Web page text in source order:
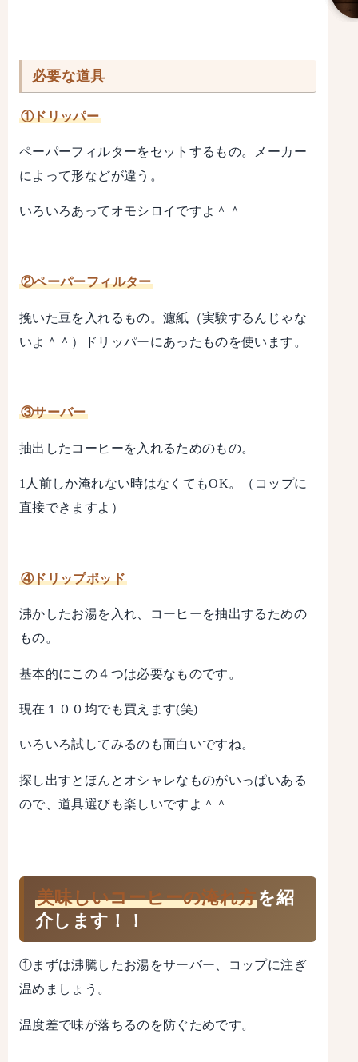
必要な道具
①ドリッパー
ペーパーフィルターをセットするもの。メーカー
によって形などが違う。
いろいろあってオモシロイですよ＾＾
②ペーパーフィルター
挽いた豆を入れるもの。濾紙（実験するんじゃな
いよ＾＾）ドリッパーにあったものを使います。
③サーバー
抽出したコーヒーを入れるためのもの。
1人前しか淹れない時はなくてもOK。（コップに
直接できますよ）
④ドリップポッド
沸かしたお湯を入れ、コーヒーを抽出するための
もの。
基本的にこの４つは必要なものです。
現在１００均でも買えます(笑)
いろいろ試してみるのも面白いですね。
探し出すとほんとオシャレなものがいっぱいある
ので、道具選びも楽しいですよ＾＾
美味しいコーヒーの淹れ方を紹
介します！！
①まずは沸騰したお湯をサーバー、コップに注ぎ
温めましょう。
温度差で味が落ちるのを防ぐためです。